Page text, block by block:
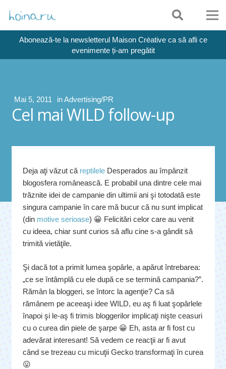
Abonează-te la newsletterul Maison Créative ca să afli ce
evenimente ți-am pregătit
Mai 5, 2011 inAdvertising/PR
Cel mai WILD follow-up
Deja aţi văzut că reptilele Desperados au împânzit
blogosfera românească. E probabil una dintre cele mai
trăznite idei de campanie din ultimii ani şi totodată este
singura campanie în care mă bucur că nu sunt implicat
(din motive serioase) 😀 Felicitări celor care au venit
cu ideea, chiar sunt curios să aflu cine s-a gândit să
trimită vietăţile.
Şi dacă tot a primit lumea şopârle, a apărut întrebarea:
„ce se întâmplă cu ele după ce se termină campania?”.
Rămân la bloggeri, se întorc la agenţie? Ca să
rămânem pe aceeaşi idee WILD, eu aş fi luat şopârlele
înapoi şi le-aş fi trimis bloggerilor implicaţi nişte ceasuri
cu o curea din piele de şarpe 😀 Eh, asta ar fi fost cu
adevărat interesant! Să vedem ce reacţii ar fi avut
când se trezeau cu micuţii Gecko transformaţi în curea
😛